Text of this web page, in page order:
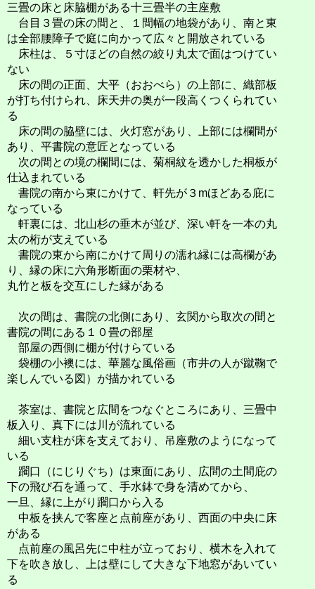
三畳の床と床脇棚がある十三畳半の主座敷
台目３畳の床の間と、１間幅の地袋があり、南と東
は全部腰障子で庭に向かって広々と開放されている
床柱は、５寸ほどの自然の絞り丸太で面はつけてい
ない
床の間の正面、大平（おおべら）の上部に、織部板
が打ち付けられ、床天井の奥が一段高くつくられてい
る
床の間の脇壁には、火灯窓があり、上部には欄間が
あり、平書院の意匠となっている
次の間との境の欄間には、菊桐紋を透かした桐板が
仕込まれている
書院の南から東にかけて、軒先が３mほどある庇に
なっている
軒裏には、北山杉の垂木が並び、深い軒を一本の丸
太の桁が支えている
書院の東から南にかけて周りの濡れ縁には高欄があ
り、縁の床に六角形断面の栗材や、
丸竹と板を交互にした縁がある
次の間は、書院の北側にあり、玄関から取次の間と
書院の間にある１０畳の部屋
部屋の西側に棚が付けらている
袋棚の小襖には、華麗な風俗画（市井の人が蹴鞠で
楽しんでいる図）が描かれている
茶室は、書院と広間をつなぐところにあり、三畳中
板入り、真下には川が流れている
細い支柱が床を支えており、吊座敷のようになって
いる
躙口（にじりぐち）は東面にあり、広間の土間庇の
下の飛び石を通って、手水鉢で身を清めてから、
一旦、縁に上がり躙口から入る
中板を挟んで客座と点前座があり、西面の中央に床
がある
点前座の風呂先に中柱が立っており、横木を入れて
下を吹き放し、上は壁にして大きな下地窓があいてい
る